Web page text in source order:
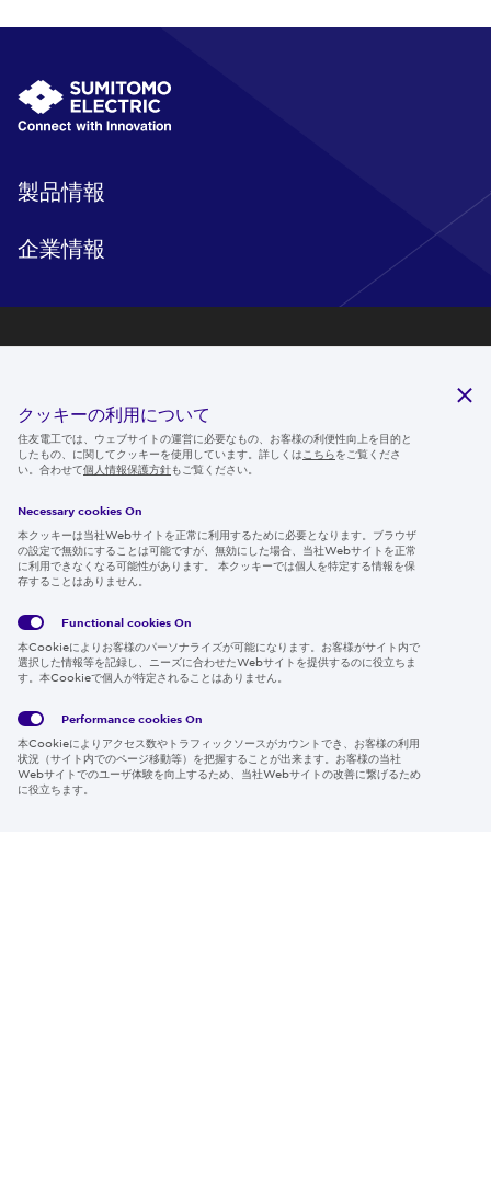
製品情報
企業情報
ニュースルーム
IR情報
採用情報
Global
Policy
サイト
約
Region & Language:
Japan | JP
クッキーの利用について
住友電工では、ウェブサイトの運営に必要なもの、お客様の利便性向上を目的と
したもの、に関してクッキーを使用しています。詳しくは こちらをご覧くださ
い。合わせて個人情報保護方針もご覧ください。
Necessary cookies On
本クッキーは当社Webサイトを正常に利用するために必要となります。ブラウザ
の設定で無効にすることは可能ですが、無効にした場合、当社Webサイトを正常
に利用できなくなる可能性があります。 本クッキーでは個人を特定する情報を保
存することはありません。
Functional cookies On
本Cookieによりお客様のパーソナライズが可能になります。お客様がサイト内で
選択した情報等を記録し、ニーズに合わせたWebサイトを提供するのに役立ちま
す。本Cookieで個人が特定されることはありません。
Performance cookies On
本Cookieによりアクセス数やトラフィックソースがカウントでき、お客様の利用
状況（サイト内でのページ移動等）を把握することが出来ます。お客様の当社
Webサイトでのユーザ体験を向上するため、当社Webサイトの改善に繋げるため
に役立ちます。